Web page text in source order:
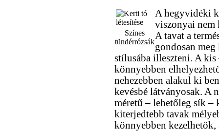
Színes
tündérrózsák
A hegyvidéki
viszonyai nem
A tavat a
gondosan
stílusába illeszteni. A kis
könnyebben
nehezebben alakul ki
kevésbé látványosak. A
méretű – lehetőleg sík –
kiterjedtebb tavak
könnyebben kezelhetők,